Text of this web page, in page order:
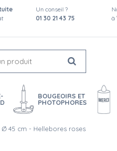
Un conseil ?
01 30 21 43 75
à
BOUGEOIRS ET
PHOTOPHORES
45 cm - Hellebores roses